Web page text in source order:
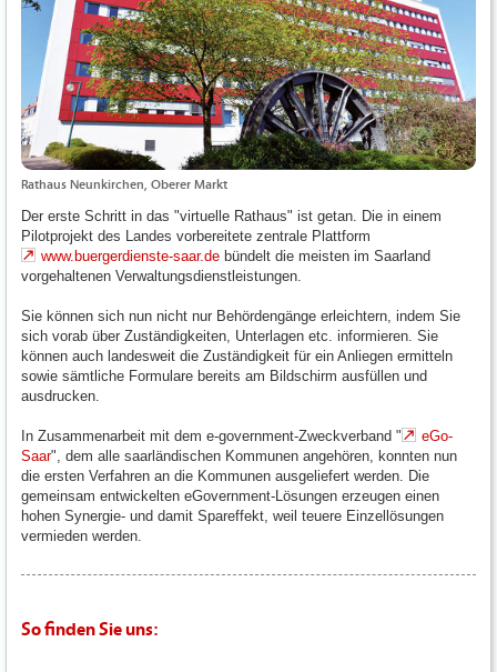
Rathaus Neunkirchen, Oberer Markt
Der erste Schritt in das "virtuelle Rathaus" ist getan. Die in einem
Pilotprojekt des Landes vorbereitete zentrale Plattform
www.buergerdienste-saar.de bündelt die meisten im Saarland
vorgehaltenen Verwaltungsdienstleistungen.
Sie können sich nun nicht nur Behördengänge erleichtern, indem Sie
sich vorab über Zuständigkeiten, Unterlagen etc. informieren. Sie
können auch landesweit die Zuständigkeit für ein Anliegen ermitteln
sowie sämtliche Formulare bereits am Bildschirm ausfüllen und
ausdrucken.
In Zusammenarbeit mit dem e-government-Zweckverband "
eGo-
Saar", dem alle saarländischen Kommunen angehören, konnten nun
die ersten Verfahren an die Kommunen ausgeliefert werden. Die
gemeinsam entwickelten eGovernment-Lösungen erzeugen einen
hohen Synergie- und damit Spareffekt, weil teuere Einzellösungen
vermieden werden.
So finden Sie uns: